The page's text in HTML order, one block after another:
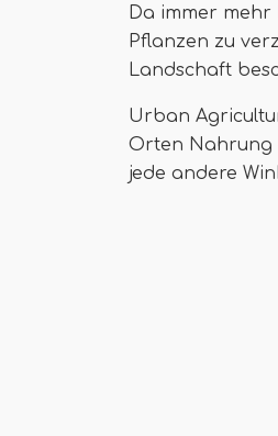
Da immer
Pflanzen zu
Landschaft
Urban
Orten Nahrung
jede andere